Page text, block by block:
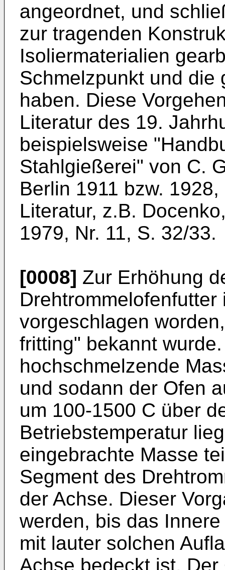
angeordnet, und
zur tragenden
Isoliermaterialien
Schmelzpunkt und die
haben. Diese
Literatur des 19.
beispielsweise
Stahlgießerei" von C.
Berlin 1911 bzw.
Literatur, z.B.
1979, Nr. 11, S. 32/33.
[0008] Zur Erhöhung
vorgeschlagen
fritting" bekannt
hochschmelzende
und sodann der Ofen
um 100-1500 C über
Betriebstemperatur
eingebrachte Masse
Segment des
der Achse. Dieser
werden, bis das
mit lauter solchen
Achse bedeckt ist.